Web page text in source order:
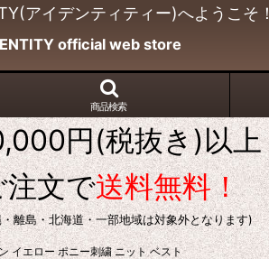
アイデンティティー)へようこそ！
official web store
商品検索
円(税抜き)以上
注文で送料無料！
離島・北海道・一部地域は対象外となります)
イエロー ポニー刺繍 ニット ベスト